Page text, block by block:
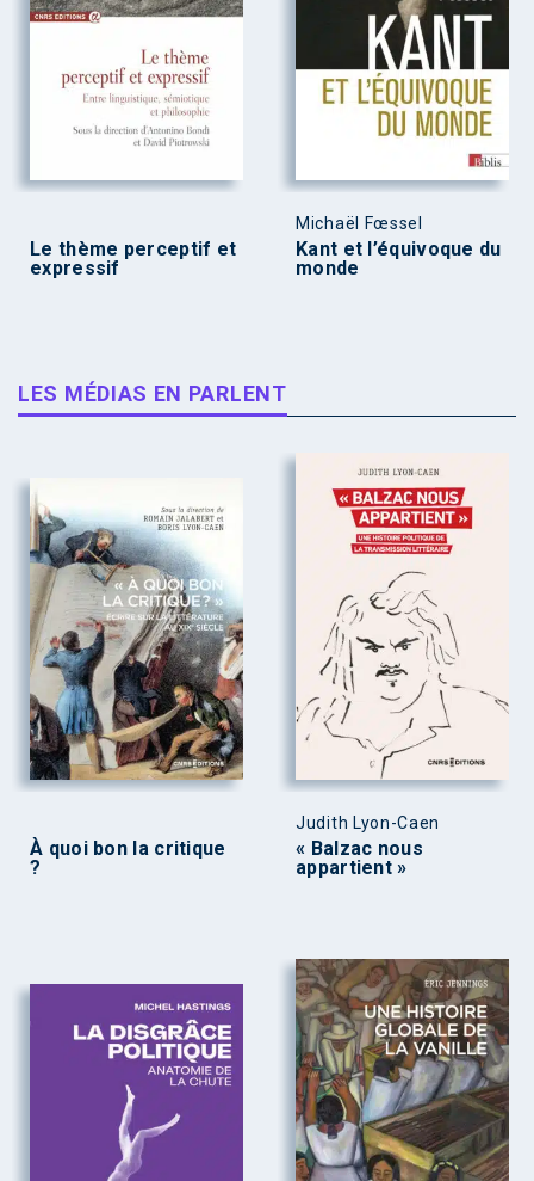
Le thème perceptif et
expressif
Michaël Fœssel
Kant et l’équivoque du
monde
LES MÉDIAS EN PARLENT
À quoi bon la critique
?
Judith Lyon-Caen
« Balzac nous
appartient »